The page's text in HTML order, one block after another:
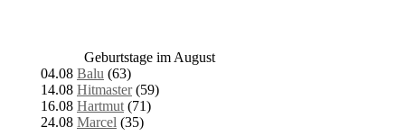
Geburtstage im August
04.08 Balu (63)
14.08 Hitmaster(59)
16.08 Hartmut (71)
24.08 Marcel (35)